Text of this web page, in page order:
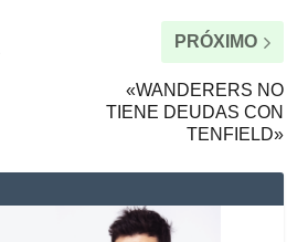
PRÓXIMO
«WANDERERS NO
TIENE DEUDAS CON
TENFIELD»